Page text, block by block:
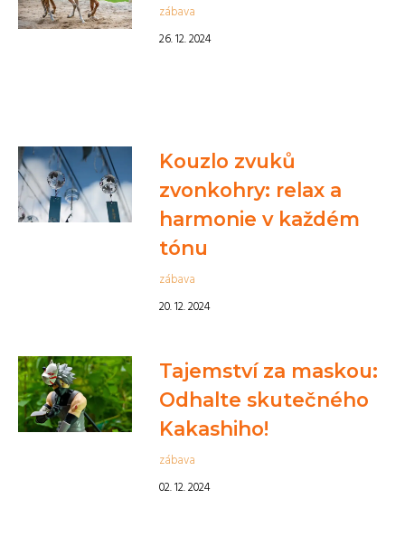
zábava
26. 12. 2024
Kouzlo zvuků
zvonkohry: relax a
harmonie v každém
tónu
zábava
20. 12. 2024
Tajemství za maskou:
Odhalte skutečného
Kakashiho!
zábava
02. 12. 2024